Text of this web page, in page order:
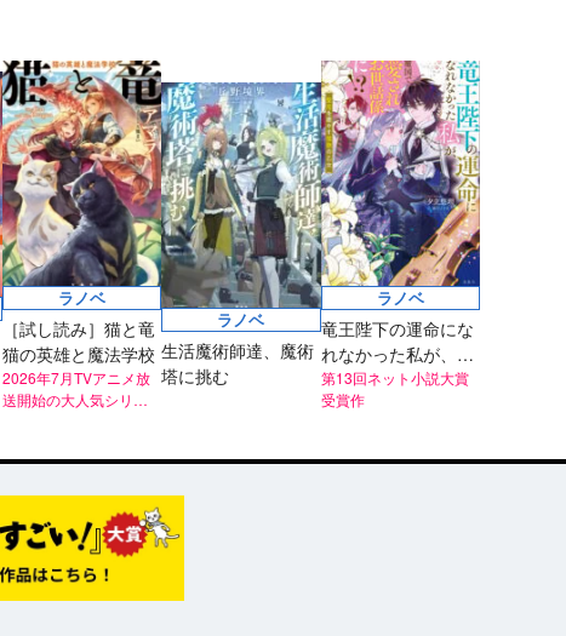
ラノベ
［試し読み］猫と竜
猫の英雄と魔法学校
2026年7月TVアニメ放
送開始の大人気シリー
ラノベ
生活魔術師達、魔術
塔に挑む
ラノベ
竜王陛下の運命にな
れなかった私が、魔
国で愛されお世話係
に!? 聖花を癒やす弦
第13回ネット小説大賞
受賞作